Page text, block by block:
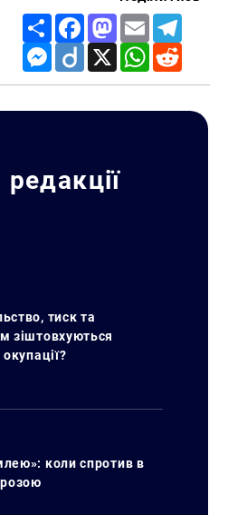
Share FacebookMastodon
Email
Messenger
Diigo X WhatsApp
редакції
тиск та
зіштовхуються
коли спротив в